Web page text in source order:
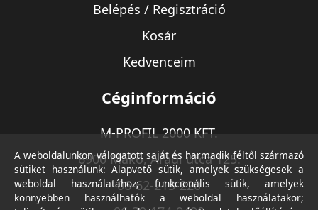
Belépés / Regisztráció
Kosár
Kedvenceim
Céginformáció
M-PROFIL 2000 KFT.
6900 Makó, Aradi utca 125.
06-62-213-220
A weboldalunkon válogatott saját és harmadik féltől származó
sütiket használunk: Alapvető sütik, amelyek szükségesek a
weboldal használatához; funkcionális sütik, amelyek
könnyebben használhatók a weboldal használatakor;